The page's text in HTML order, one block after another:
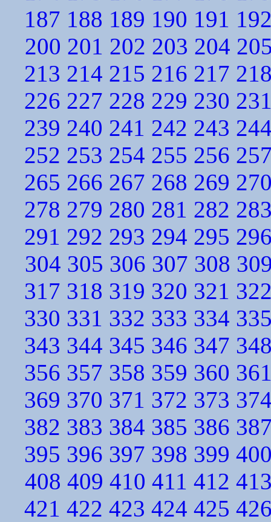
187 188 189 190 191
200 201 202 203 204
213 214 215 216 217
226 227 228 229 230
239 240 241 242 243
252 253 254 255 256
265 266 267 268 269
278 279 280 281 282
291 292 293 294 295
304 305 306 307 308
317 318 319 320 321
330 331 332 333 334
343 344 345 346 347
356 357 358 359 360
369 370 371 372 373
382 383 384 385 386
395 396 397 398 399
408 409 410 411 412
421 422 423 424 425